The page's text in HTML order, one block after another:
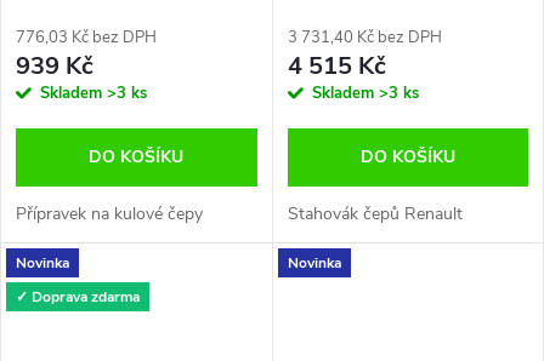
776,03 Kč bez DPH
939 Kč
Skladem >3 ks
DO KOŠÍKU
Přípravek na kulové čepy
II, Clio III, IV
3 731,40 Kč bez DPH
4 515 Kč
Skladem >3 ks
DO KOŠÍKU
Stahovák čepů Renault
Novinka
✓ Doprava zdarma
Novinka